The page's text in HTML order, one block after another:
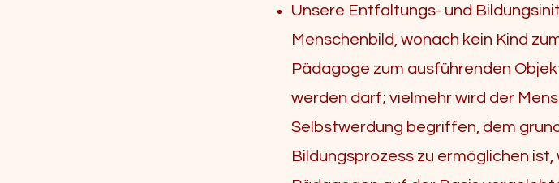
Unsere Entfaltungs- und
Menschenbild, wonach kein Kind
Pädagoge zum ausführenden
werden darf; vielmehr wird der
Selbstwerdung begriffen, dem
Bildungsprozess zu ermöglichen